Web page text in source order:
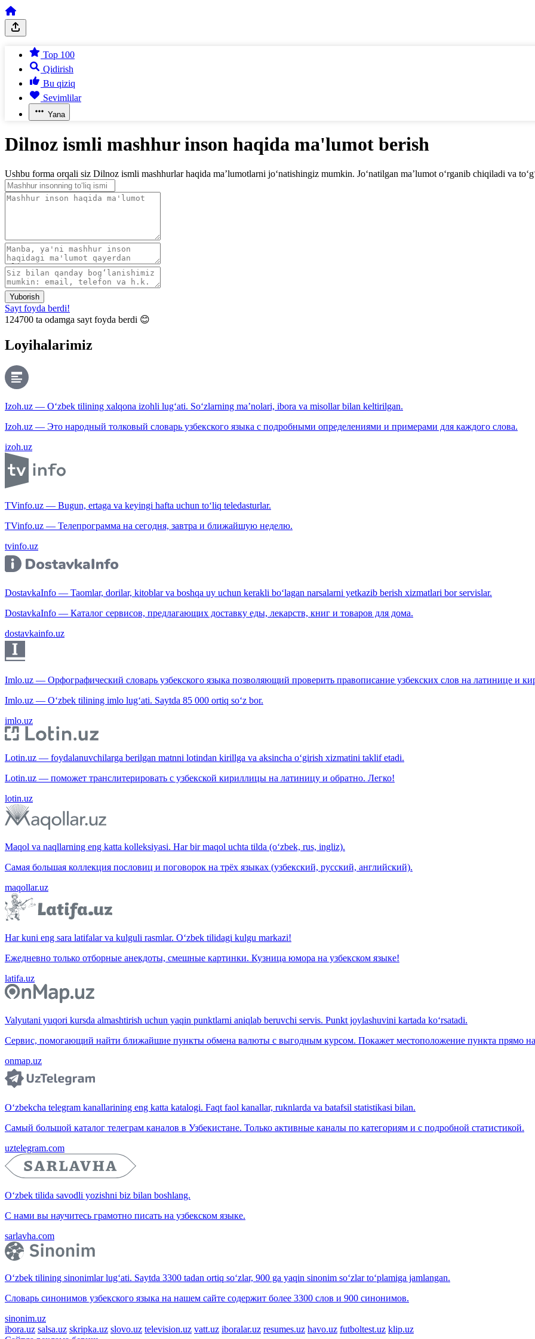
Top 100
Qidirish
Bu qiziq
Sevimlilar
Yana
Dilnoz ismli mashhur inson haqida ma'lumot berish
Ushbu forma orqali siz Dilnoz ismli mashhurlar haqida ma’lumotlarni jo‘natishingiz mumkin. Jo‘natilgan ma’lumot o‘rganib chiqiladi va
Yuborish
Sayt foyda berdi!
124700 ta odamga sayt foyda berdi 😊
Loyihalarimiz
Izoh.uz — O‘zbek tilining xalqona izohli lug‘ati. So‘zlarning ma’nolari, ibora va misollar bilan keltirilgan.
Izoh.uz — Это народный толковый словарь узбекского языка с подробными определениями и примерами для каждого слова.
izoh.uz
TVinfo.uz — Bugun, ertaga va keyingi hafta uchun to‘liq teledasturlar.
TVinfo.uz — Телепрограмма на сегодня, завтра и ближайшую неделю.
tvinfo.uz
DostavkaInfo — Taomlar, dorilar, kitoblar va boshqa uy uchun kerakli bo‘lagan narsalarni yetkazib berish xizmatlari bor servislar.
DostavkaInfo — Каталог сервисов, предлагающих доставку еды, лекарств, книг и товаров для дома.
dostavkainfo.uz
Imlo.uz — Орфографический словарь узбекского языка позволяющий проверить правописание узбекских слов на латинице и
Imlo.uz — O‘zbek tilining imlo lug‘ati. Saytda 85 000 ortiq so‘z bor.
imlo.uz
Lotin.uz — foydalanuvchilarga berilgan matnni lotindan kirillga va aksincha o‘girish xizmatini taklif etadi.
Lotin.uz — поможет транслитерировать с узбекской кириллицы на латиницу и обратно. Легко!
lotin.uz
Maqol va naqllarning eng katta kolleksiyasi. Har bir maqol uchta tilda (o‘zbek, rus, ingliz).
Самая большая коллекция пословиц и поговорок на трёх языках (узбекский, русский, английский).
maqollar.uz
Har kuni eng sara latifalar va kulguli rasmlar. O‘zbek tilidagi kulgu markazi!
Ежедневно только отборные анекдоты, смешные картинки. Кузница юмора на узбекском языке!
latifa.uz
Valyutani yuqori kursda almashtirish uchun yaqin punktlarni aniqlab beruvchi servis. Punkt joylashuvini kartada ko‘rsatadi.
Сервис, помогающий найти ближайшие пункты обмена валюты с выгодным курсом. Покажет местоположение пункта прямо на
onmap.uz
O‘zbekcha telegram kanallarining eng katta katalogi. Faqt faol kanallar, ruknlarda va batafsil statistikasi bilan.
Самый большой каталог телеграм каналов в Узбекистане. Только активные каналы по категориям и с подробной статистикой.
uztelegram.com
O‘zbek tilida savodli yozishni biz bilan boshlang.
С нами вы научитесь грамотно писать на узбекском языке.
sarlavha.com
O‘zbek tilining sinonimlar lug‘ati. Saytda 3300 tadan ortiq so‘zlar, 900 ga yaqin sinonim so‘zlar to‘plamiga jamlangan.
Словарь синонимов узбекского языка на нашем сайте содержит более 3300 слов и 900 синонимов.
sinonim.uz
ibora.uz salsa.uz skripka.uz slovo.uz television.uz vatt.uz iboralar.uz resumes.uz havo.uz futboltest.uz klip.uz